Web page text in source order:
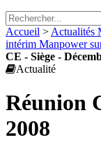
Accueil > Actualités
intérim Manpower
CE - Siège -
Actualité
Réunion
2008